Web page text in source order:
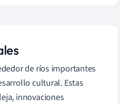
de ríos importantes
cultural. Estas
innovaciones